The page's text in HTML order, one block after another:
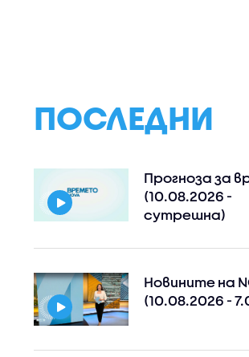
ПОСЛЕДНИ
Прогноза за
(10.08.2026 -
сутрешна)
Новините на
(10.08.2026 -